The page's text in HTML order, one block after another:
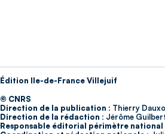
Édition Ile-de-France Villejuif
© CNRS
Direction de la publication : Thierry
Direction de la rédaction : Jérôme
Responsable éditorial périmètre national